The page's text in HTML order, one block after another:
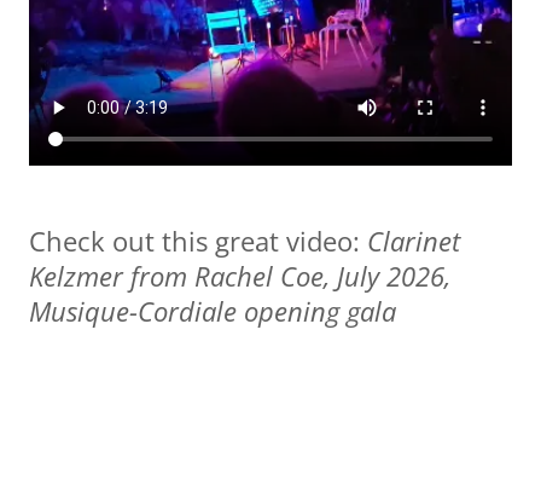
Check out this great video: Clarinet
Kelzmer from Rachel Coe, July 2026,
Musique-Cordiale opening gala